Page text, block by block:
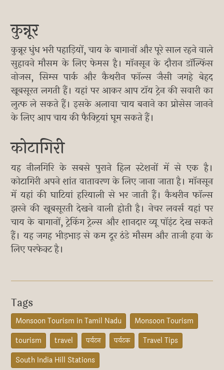
कुन्नूर
कुन्नूर धुंध भरी पहाड़ियों, चाय के बागानों और पूरे साल रहने वाले
सुहावने मौसम के लिए फेमस है। मॉनसून के दौरान डॉल्फिंस
नोजस, सिम्स पार्क और कैथरीन फॉल्स जैसी जगहे बेहद
खूबसूरत लगती हैं। यहां पर आकर आप टॉय ट्रेन की सवारी का
लुत्फ ले सकते हैं। इसके अलावा चाय बनाने का प्रोसेस जानने
के लिए आप चाय की फैक्ट्रियां घूम सकते हैं।
कोटागिरी
यह नीलगिरि के सबसे पुराने हिल स्टेशनों में से एक है।
कोटागिरी अपने शांत वातावरण के लिए जाना जाता है। मॉनसून
में यहां की घाटियां हरियाली से भर जाती हैं। कैथरीन फॉल्स
झरने की खूबसूरती देखने वाली होती है। नेचर लवर्स यहां पर
चाय के बागानों, ट्रेकिंग ट्रेल्स और शानदार व्यू पॉइंट देख सकते
हैं। यह जगह भीड़भाड़ से कम दूर ठंडे मौसम और ताजी हवा के
लिए परफेक्ट है।
Tags
Monsoon Tourism in Tamil Nadu
Monsoon Tourism
tourism
travel पर्यटन पर्यटक
Travel Tips
South India Hill Stations